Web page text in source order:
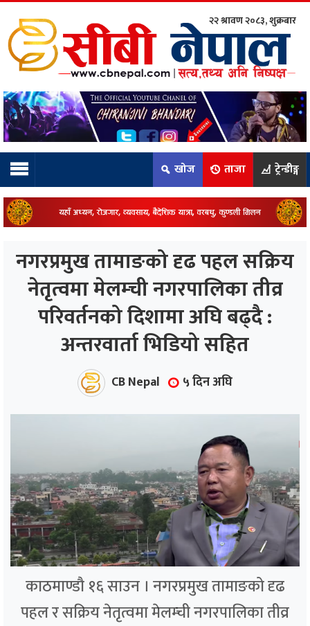
टिम:
२२ श्रावण २०८३, शुक्रबार
खोज ताजा ट्रेन्डीङ्ग
नगरप्रमुख तामाङको दृढ पहल सक्रिय
नेतृत्वमा मेलम्ची नगरपालिका तीव्र
परिवर्तनको दिशामा अघि बढ्दै :
अन्तरवार्ता भिडियो सहित
CB Nepal ५ दिन अघि
काठमाण्डौ १६ साउन । नगरप्रमुख तामाङको दृढ
पहल र सक्रिय नेतृत्वमा मेलम्ची नगरपालिका तीव्र